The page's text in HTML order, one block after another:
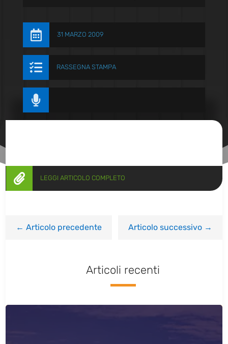
 31 MARZO 2009
 RASSEGNA STAMPA

 LEGGI ARTICOLO COMPLETO
←Articolo precedente Articolo successivo→
Articoli recenti